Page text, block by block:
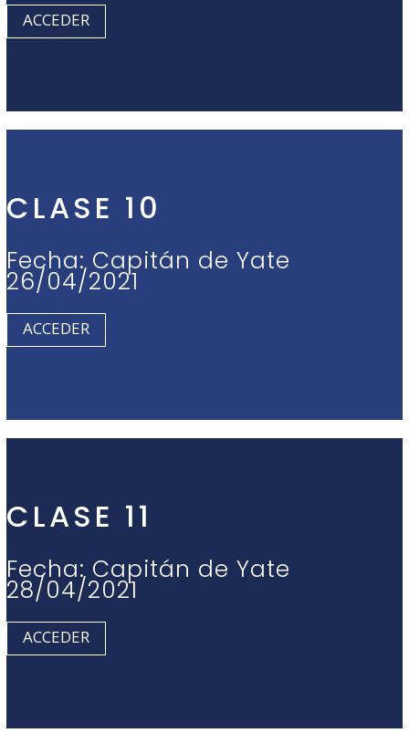
ACCEDER
CLASE 10
Fecha: Capitán de Yate
26/04/2021
ACCEDER
CLASE 11
Fecha: Capitán de Yate
28/04/2021
ACCEDER